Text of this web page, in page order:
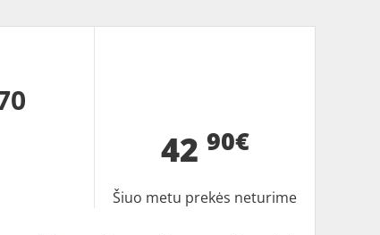
42 90€
Šiuo metu prekės neturime